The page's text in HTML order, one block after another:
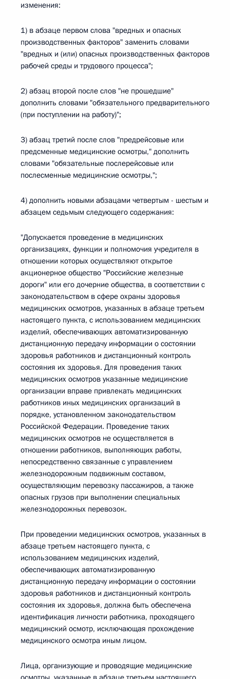
изменения:
1) в абзаце первом слова "вредных и опасных
производственных факторов" заменить словами
"вредных и (или) опасных производственных факторов
рабочей среды и трудового процесса";
2) абзац второй после слов "не прошедшие"
дополнить словами "обязательного предварительного
(при поступлении на работу)";
3) абзац третий после слов "предрейсовые или
предсменные медицинские осмотры," дополнить
словами "обязательные послерейсовые или
послесменные медицинские осмотры,";
4) дополнить новыми абзацами четвертым - шестым и
абзацем седьмым следующего содержания:
"Допускается проведение в медицинских
организациях, функции и полномочия учредителя в
отношении которых осуществляют открытое
акционерное общество "Российские железные
дороги" или его дочерние общества, в соответствии с
законодательством в сфере охраны здоровья
медицинских осмотров, указанных в абзаце третьем
настоящего пункта, с использованием медицинских
изделий, обеспечивающих автоматизированную
дистанционную передачу информации о состоянии
здоровья работников и дистанционный контроль
состояния их здоровья. Для проведения таких
медицинских осмотров указанные медицинские
организации вправе привлекать медицинских
работников иных медицинских организаций в
порядке, установленном законодательством
Российской Федерации. Проведение таких
медицинских осмотров не осуществляется в
отношении работников, выполняющих работы,
непосредственно связанные с управлением
железнодорожным подвижным составом,
осуществляющим перевозку пассажиров, а также
опасных грузов при выполнении специальных
железнодорожных перевозок.
При проведении медицинских осмотров, указанных в
абзаце третьем настоящего пункта, с
использованием медицинских изделий,
обеспечивающих автоматизированную
дистанционную передачу информации о состоянии
здоровья работников и дистанционный контроль
состояния их здоровья, должна быть обеспечена
идентификация личности работника, проходящего
медицинский осмотр, исключающая прохождение
медицинского осмотра иным лицом.
Лица, организующие и проводящие медицинские